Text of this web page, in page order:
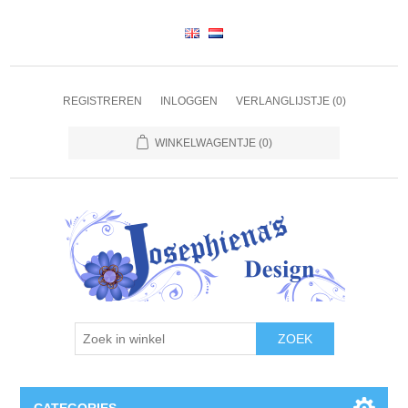
REGISTREREN INLOGGEN VERLANGLIJSTJE (0)
WINKELWAGENTJE (0)
ZOEK